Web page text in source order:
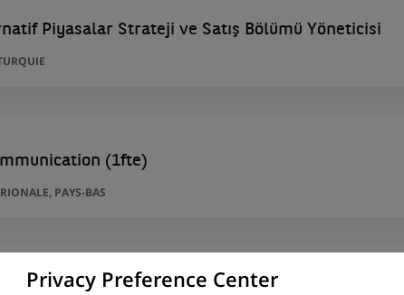
Piyasalar Strateji ve Satış Bölümü Yöneticisi
(1fte)
PAYS-BAS
Privacy Preference Center